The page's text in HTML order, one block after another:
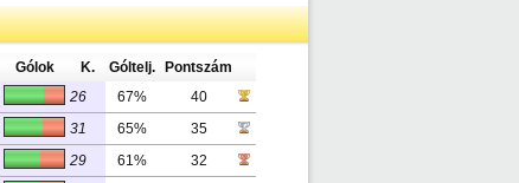
Gólok K. Góltelj.
Pontszám
26 67%
40
31 65%
35
29 61%
32